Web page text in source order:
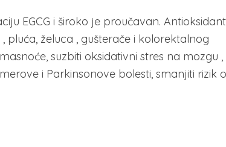
EGCG i široko je proučavan.
želuca , gušterače i kolorektalnog
suzbiti oksidativni stres na mozgu ,
i Parkinsonove bolesti, smanjiti rizik